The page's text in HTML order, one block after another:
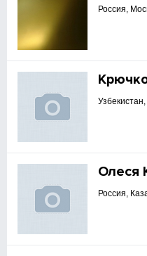
Россия,
Олеся
Россия,